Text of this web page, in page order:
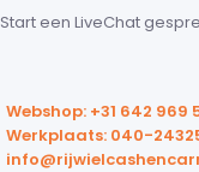
Start een LiveChat
Webshop: +31 642 969
Werkplaats: 040-